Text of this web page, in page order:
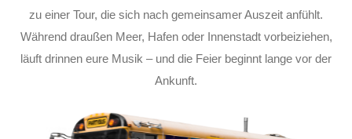
zu einer Tour, die sich nach gemeinsamer Auszeit anfühlt.
Während draußen Meer, Hafen oder Innenstadt vorbeiziehen,
läuft drinnen eure Musik – und die Feier beginnt lange vor der
Ankunft.